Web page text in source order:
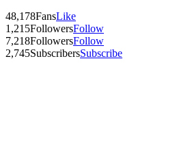
48,178FansLike
1,215FollowersFollow
7,218FollowersFollow
2,745SubscribersSubscribe